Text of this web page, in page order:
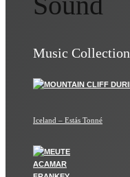
Music Collection
Iceland – Estás Tonné